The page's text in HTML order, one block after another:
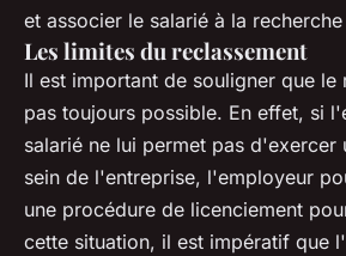
et associer le salarié à la
Les limites du reclassement
Il est important de souligner que le
pas toujours possible. En effet, si
salarié ne lui permet pas d'exercer
sein de l'entreprise, l'employeur
une procédure de licenciement
cette situation, il est impératif que